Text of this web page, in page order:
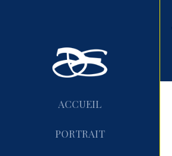
ACCUEIL
PORTRAIT